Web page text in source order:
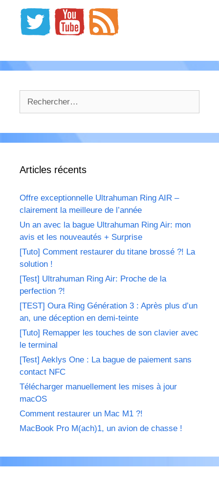
Articles récents
Offre exceptionnelle Ultrahuman Ring AIR –
clairement la meilleure de l’année
Un an avec la bague Ultrahuman Ring Air: mon
avis et les nouveautés + Surprise
[Tuto] Comment restaurer du titane brossé ?! La
solution !
[Test] Ultrahuman Ring Air: Proche de la
perfection ?!
[TEST] Oura Ring Génération 3 : Après plus d’un
an, une déception en demi-teinte
[Tuto] Remapper les touches de son clavier avec
le terminal
[Test] Aeklys One : La bague de paiement sans
contact NFC
Télécharger manuellement les mises à jour
macOS
Comment restaurer un Mac M1 ?!
MacBook Pro M(ach)1, un avion de chasse !